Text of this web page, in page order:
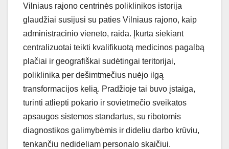
Vilniaus rajono centrinės poliklinikos istorija
glaudžiai susijusi su paties Vilniaus rajono, kaip
administracinio vieneto, raida. Įkurta siekiant
centralizuotai teikti kvalifikuotą medicinos pagalbą
plačiai ir geografiškai sudėtingai teritorijai,
poliklinika per dešimtmečius nuėjo ilgą
transformacijos kelią. Pradžioje tai buvo įstaiga,
turinti atliepti pokario ir sovietmečio sveikatos
apsaugos sistemos standartus, su ribotomis
diagnostikos galimybėmis ir dideliu darbo krūviu,
tenkančiu nedideliam personalo skaičiui.